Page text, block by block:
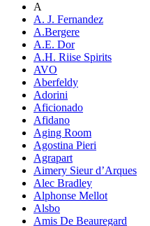
A
A. J. Fernandez
A.Bergere
A.E. Dor
A.H. Riise Spirits
AVO
Aberfeldy
Adorini
Aficionado
Afidano
Aging Room
Agostina Pieri
Agrapart
Aimery Sieur d’Arques
Alec Bradley
Alphonse Mellot
Alsbo
Amis De Beauregard